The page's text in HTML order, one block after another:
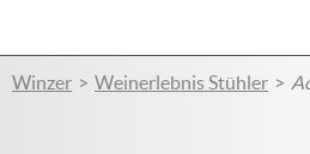
Winzer Weinerlebnis Stühler